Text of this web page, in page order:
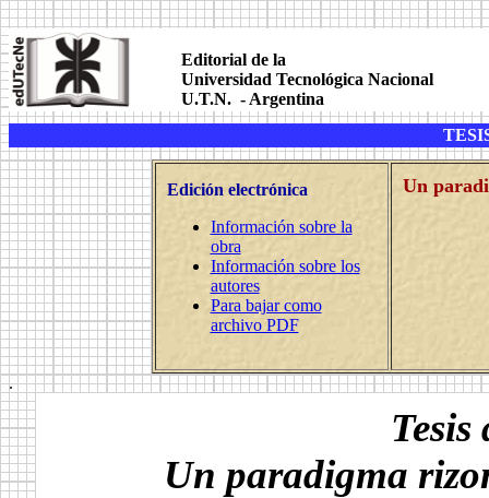
.
Editorial de la
Universidad Tecnológica Nacional
U.T.N. - Argentina
.
.
Edición electrónica
Información sobre la
obra
Información sobre los
autores
Para bajar como
archivo PDF
Un
.
Tesis
Un paradigma